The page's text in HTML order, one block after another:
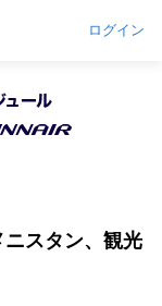
ログイン
スタン、観光